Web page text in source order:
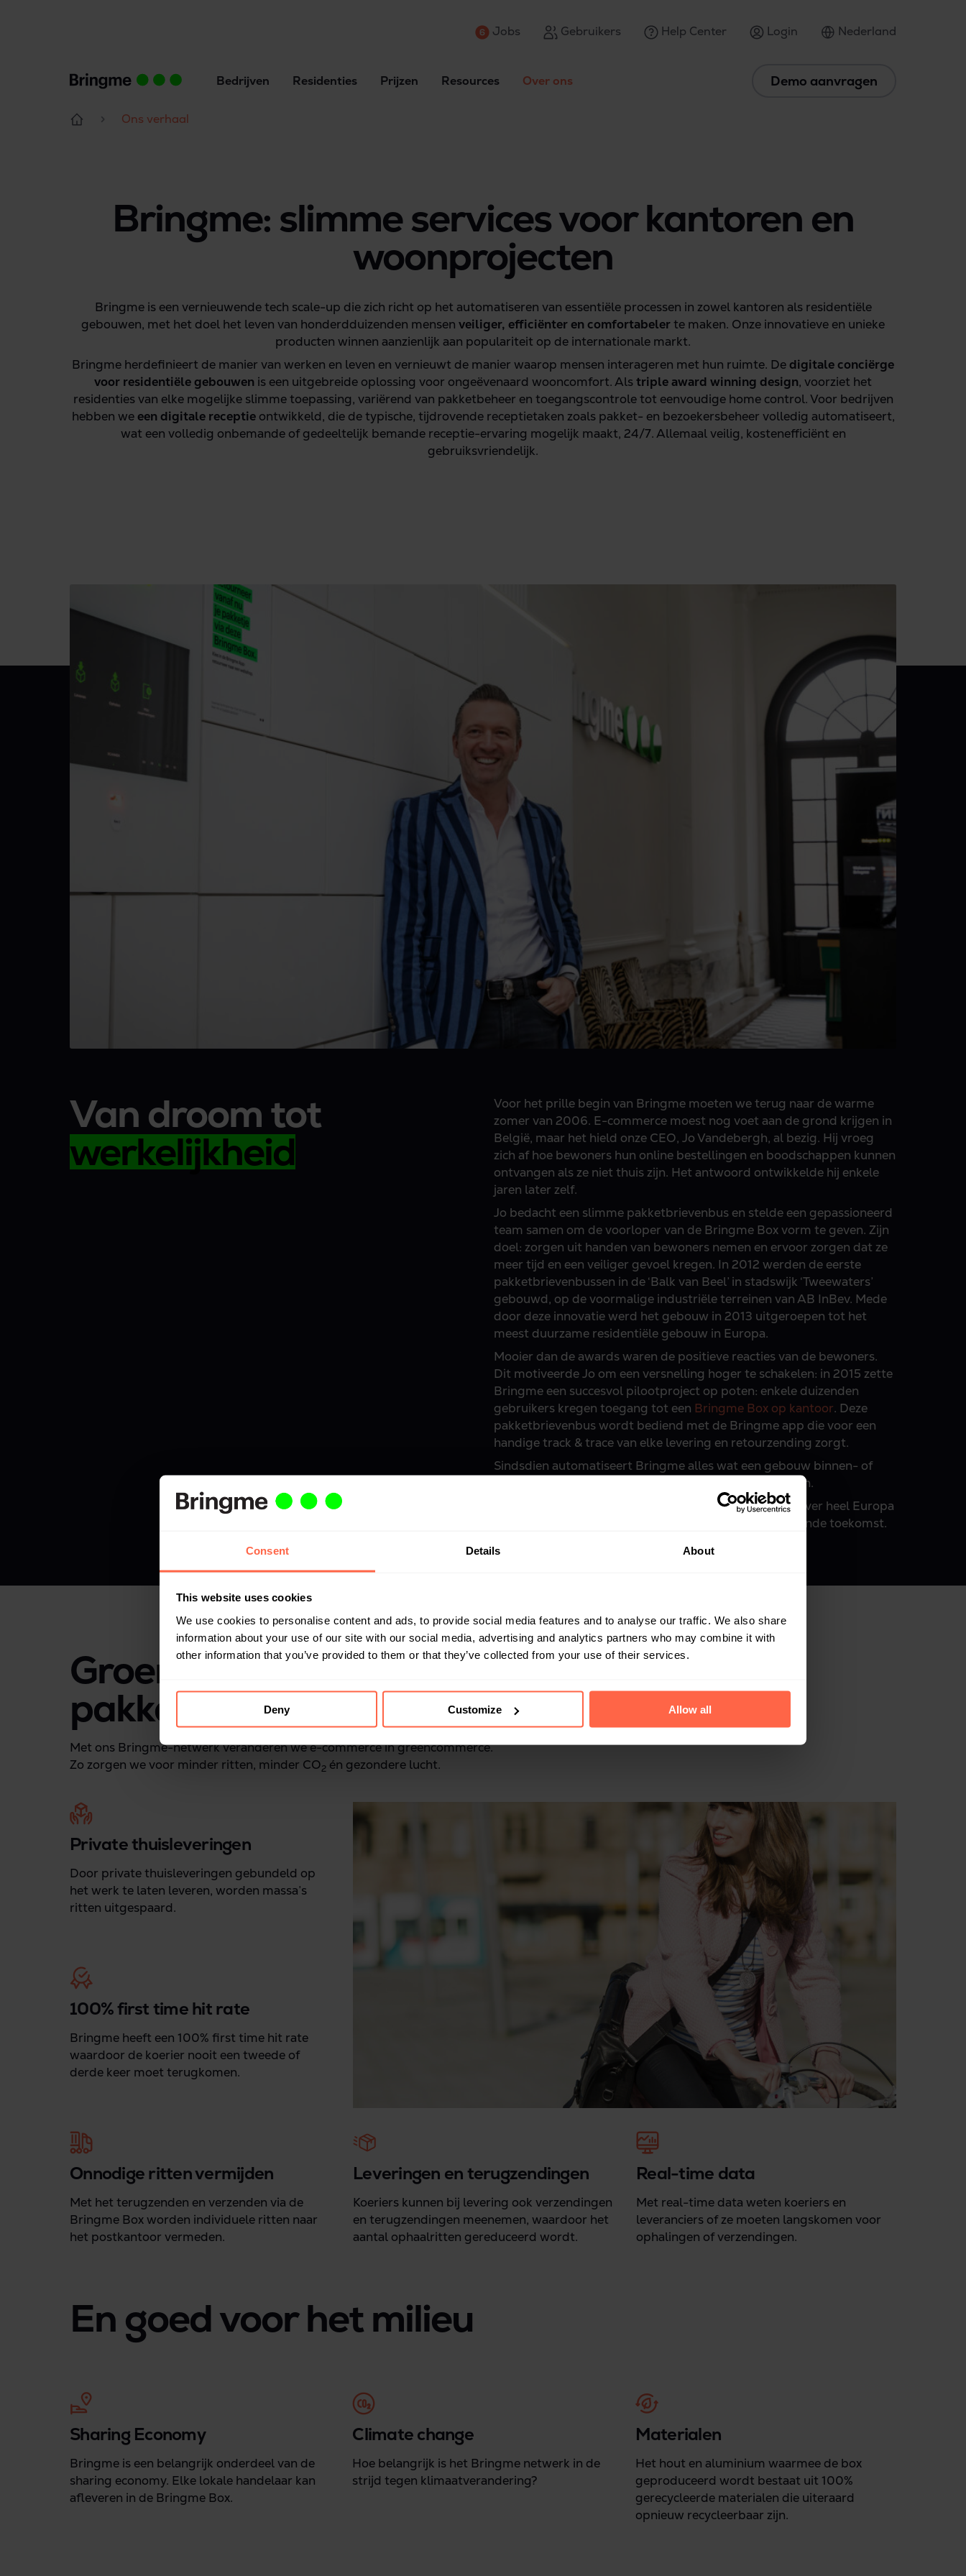
Consent Details About
This website uses cookies
We use cookies to personalise content and ads, to provide social media features and to analyse our traffic. We also share
information about your use of our site with our social media, advertising and analytics partners who may combine it with
other information that you’ve provided to them or that they’ve collected from your use of their services.
Deny Customize Allow all
Jobs Gebruikers Help Center Login Nederland
Bedrijven Residenties Prijzen Resources Over ons Demo aanvragen
Ons verhaal
Bringme: slimme services voor kantoren en
woonprojecten
Bringme is een vernieuwende tech scale-up die zich richt op het automatiseren van essentiële processen in zowel kantoren als residentiële
gebouwen, met het doel het leven van honderdduizenden mensen veiliger, efficiënter en comfortabelerte maken. Onze innovatieve en unieke
producten winnen aanzienlijk aan populariteit op de internationale markt.
Bringme herdefinieert de manier van werken en leven en vernieuwt de manier waarop mensen interageren met hun ruimte. Dedigitale conciërge
voor residentiële gebouwen is een uitgebreide oplossing voor ongeëvenaard wooncomfort. Alstriple award winning design, voorziet het
residenties van elke mogelijke slimme toepassing, variërend van pakketbeheer en toegangscontrole tot eenvoudige home control. Voor bedrijven
hebben weeen digitale receptieontwikkeld, die de typische, tijdrovende receptietaken zoals pakket- en bezoekersbeheer volledig automatiseert,
wat een volledig onbemande of gedeeltelijk bemande receptie-ervaring mogelijk maakt, 24/7. Allemaal veilig, kostenefficiënt en
gebruiksvriendelijk.
Van droom tot
werkelijkheid
Voor het prille begin van Bringme moeten we terug naar de warme
zomer van 2006. E-commerce moest nog voet aan de grond krijgen in
België, maar het hield onze CEO, Jo Vandebergh, al bezig. Hij vroeg
zich af hoe bewoners hun online bestellingen en boodschappen kunnen
ontvangen als ze niet thuis zijn. Het antwoord ontwikkelde hij enkele
jaren later zelf.
Jo bedacht een slimme pakketbrievenbus en stelde een gepassioneerd
team samen om de voorloper van de Bringme Box vorm te geven. Zijn
doel: zorgen uit handen van bewoners nemen en ervoor zorgen dat ze
meer tijd en een veiliger gevoel kregen. In 2012 werden de eerste
pakketbrievenbussen in de ‘Balk van Beel’ in stadswijk ‘Tweewaters’
gebouwd, op de voormalige industriële terreinen van AB InBev. Mede
door deze innovatie werd het gebouw in 2013 uitgeroepen tot het
meest duurzame residentiële gebouw in Europa.
Mooier dan de awards waren de positieve reacties van de bewoners.
Dit motiveerde Jo om een versnelling hoger te schakelen: in 2015 zette
Bringme een succesvol pilootproject op poten: enkele duizenden
gebruikers kregen toegang tot een Bringme Box op kantoor. Deze
pakketbrievenbus wordt bediend met de Bringme app die voor een
handige track & trace van elke levering en retourzending zorgt.
Sindsdien automatiseert Bringme alles wat een gebouw binnen- of
buitengaat. Nog steeds aan het tempo van een sneltrein.
Vandaag, in 2023, zijn we in staat om onze producten over heel Europa
aan te bieden en maken we ons klaar voor een opwindende toekomst.
Groener dan ons logo is onze manier van
pakketten verzenden
Met ons Bringme-netwerk veranderen we e-commerce in greencommerce.
Zo zorgen we voor minder ritten, minder CO2 én gezondere lucht.
Private thuisleveringen
Door private thuisleveringen gebundeld op
het werk te laten leveren, worden massa’s
ritten uitgespaard.
100% first time hit rate
Bringme heeft een 100% first time hit rate
waardoor de koerier nooit een tweede of
derde keer moet terugkomen.
Onnodige ritten vermijden
Met het terugzenden en verzenden via de
Bringme Box worden individuele ritten naar
het postkantoor vermeden.
Leveringen en terugzendingen
Koeriers kunnen bij levering ook verzendingen
en terugzendingen meenemen, waardoor het
aantal ophaalritten gereduceerd wordt.
Real-time data
Met real-time data weten koeriers en
leveranciers of ze moeten langskomen voor
ophalingen of verzendingen.
En goed voor het milieu
Sharing Economy
Bringme is een belangrijk onderdeel van de
sharing economy. Elke lokale handelaar kan
afleveren in de Bringme Box.
Climate change
Hoe belangrijk is het Bringme netwerk in de
strijd tegen klimaatverandering?
Materialen
Het hout en aluminium waarmee de box
geproduceerd wordt bestaat uit 100%
gerecycleerde materialen die uiteraard
opnieuw recycleerbaar zijn.